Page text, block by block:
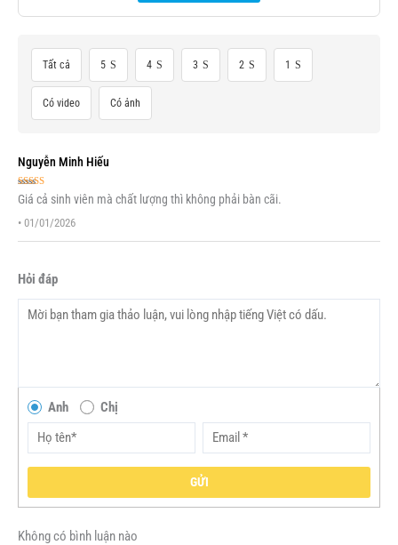
Tất cả 5 4 3 2 1
Có video Có ảnh
Nguyễn Minh Hiếu
Được xếp
hạng55 sao
Giá cả sinh viên mà chất lượng thì không phải bàn cãi.
• 01/01/2026
Hỏi đáp
Anh Chị
GỬI
Không có bình luận nào